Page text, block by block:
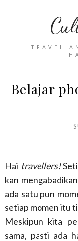
TRAVEL
Belajar
Hai travellers!
kan
ada satu pun
setiap momen itu
Meskipun kita
sama, pasti ada